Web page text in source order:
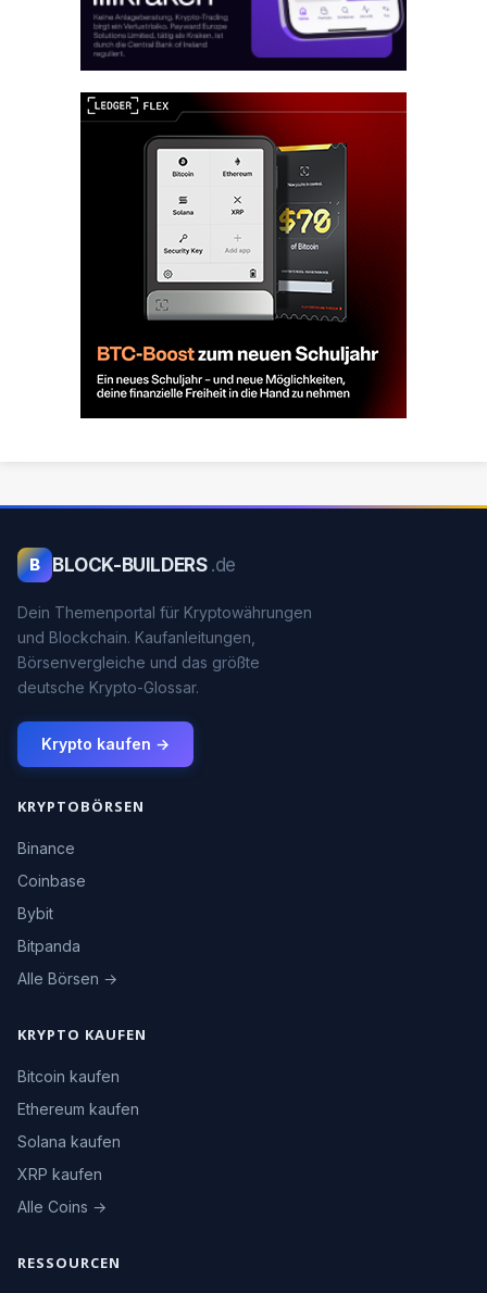
B BLOCK-BUILDERS .de
Dein Themenportal für Kryptowährungen
und Blockchain. Kaufanleitungen,
Börsenvergleiche und das größte
deutsche Krypto-Glossar.
Krypto kaufen →
KRYPTOBÖRSEN
Binance
Coinbase
Bybit
Bitpanda
Alle Börsen →
KRYPTO KAUFEN
Bitcoin kaufen
Ethereum kaufen
Solana kaufen
XRP kaufen
Alle Coins →
RESSOURCEN